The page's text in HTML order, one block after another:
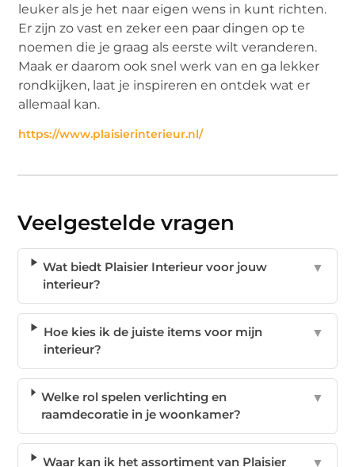
leuker als je het naar eigen wens in kunt richten.
Er zijn zo vast en zeker een paar dingen op te
noemen die je graag als eerste wilt veranderen.
Maak er daarom ook snel werk van en ga lekker
rondkijken, laat je inspireren en ontdek wat er
allemaal kan.
https://www.plaisierinterieur.nl/
Veelgestelde vragen
Wat biedt Plaisier Interieur voor jouw
interieur?
▼
Hoe kies ik de juiste items voor mijn
interieur?
▼
Welke rol spelen verlichting en
raamdecoratie in je woonkamer?
▼
Waar kan ik het assortiment van Plaisier
▼